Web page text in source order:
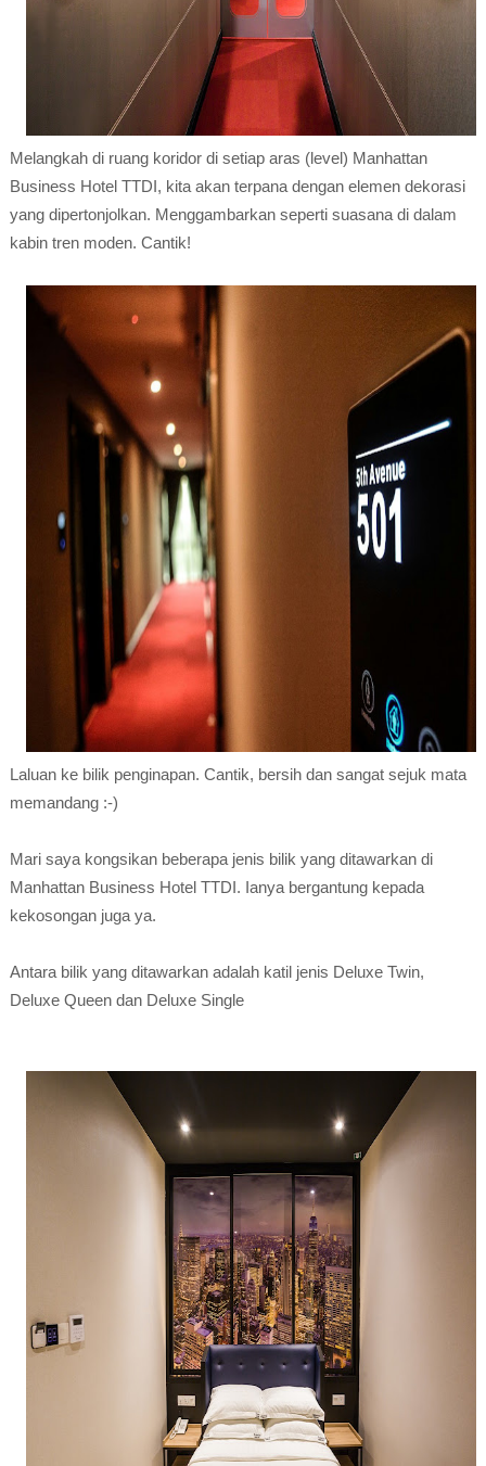
Melangkah di ruang koridor di setiap aras (level) Manhattan
Business Hotel TTDI, kita akan terpana dengan elemen dekorasi
yang dipertonjolkan. Menggambarkan seperti suasana di dalam
kabin tren moden. Cantik!
Laluan ke bilik penginapan. Cantik, bersih dan sangat sejuk mata
memandang :-)
Mari saya kongsikan beberapa jenis bilik yang ditawarkan di
Manhattan Business Hotel TTDI. Ianya bergantung kepada
kekosongan juga ya.
Antara bilik yang ditawarkan adalah katil jenis Deluxe Twin,
Deluxe Queen dan Deluxe Single